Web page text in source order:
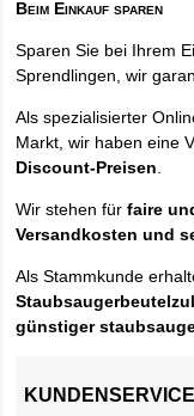
Beim Einkauf sparen
Sparen Sie bei Ihrem
Sprendlingen, wir
Als spezialisierter
Markt, wir haben eine
Discount-Preisen.
Wir stehen fürfaire
Versandkosten und
Als Stammkunde
günstiger
KUNDENSERVICE